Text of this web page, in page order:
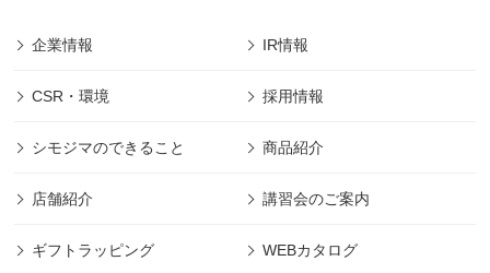
企業情報 IR情報
CSR・環境 採用情報
シモジマのできること 商品紹介
店舗紹介 講習会のご案内
ギフトラッピング WEBカタログ